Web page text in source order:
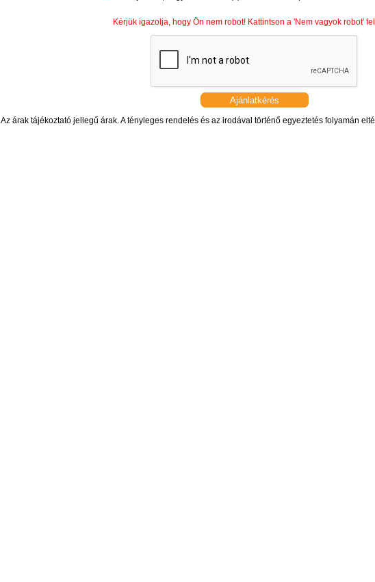
Kérjük igazolja, hogy Ön nem robot! Kattintson a 'Nem vagyok robot'
Az árak tájékoztató jellegű árak. A tényleges rendelés és az irodával történő egyeztetés folyamán